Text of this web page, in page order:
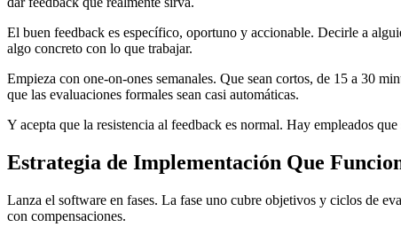
El buen feedback es específico, oportuno y accionable. Decirle a
algo concreto con lo que trabajar.
Empieza con one-on-ones semanales. Que sean cortos, de 15 a 30
que las evaluaciones formales sean casi automáticas.
Y acepta que la resistencia al feedback es normal. Hay empleados
Estrategia de Implementación Que
Lanza el software en fases. La fase uno cubre objetivos y ciclos de
con compensaciones.